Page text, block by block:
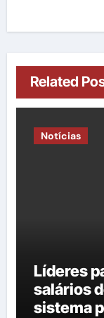
Related
Notícias
Líderes
salários
sistema